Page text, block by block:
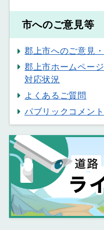
市へのご意見等
郡上市へのご意見
郡上市ホームペー
対応状況
よくあるご質問
パブリックコメント